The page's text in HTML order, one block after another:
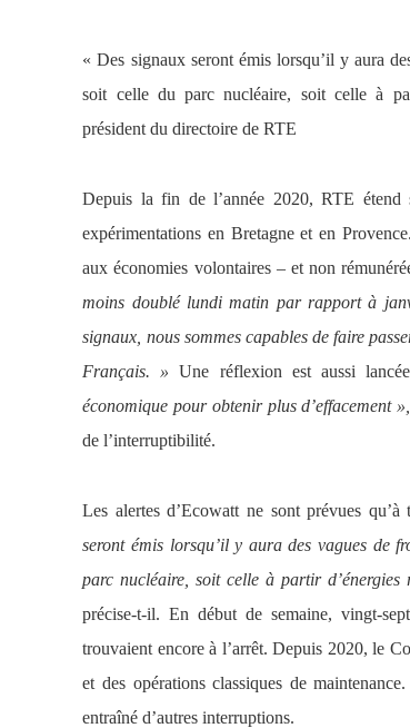
« Des signaux seront émis lorsqu’il y aura
soit celle du parc nucléaire, soit celle à
président du directoire de RTE
Depuis la fin de l’année 2020, RTE étend
expérimentations en Bretagne et en
aux économies volontaires – et non
moins doublé lundi matin par rapport à
signaux, nous sommes capables de faire
Français. »Une réflexion est aussi
économique pour obtenir plus d’effacement »,
de l’interruptibilité.
Les alertes d’Ecowatt ne sont prévues
seront émis lorsqu’il y aura des vagues de
parc nucléaire, soit celle à partir d’énergies
précise-t-il. En début de semaine, vingt-
trouvaient encore à l’arrêt. Depuis 2020, le
et des opérations classiques de
entraîné d’autres interruptions.